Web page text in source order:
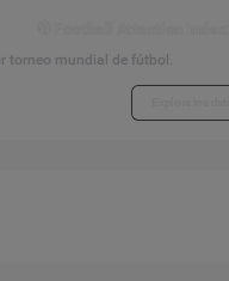
torneo mundial de fútbol.